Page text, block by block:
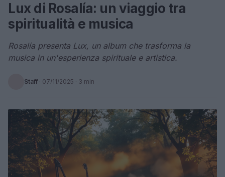
Lux di Rosalía: un viaggio tra
spiritualità e musica
Rosalía presenta Lux, un album che trasforma la
musica in un'esperienza spirituale e artistica.
Staff · 07/11/2025 · 3 min